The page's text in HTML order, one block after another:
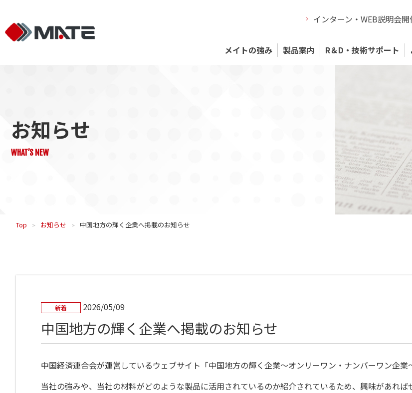
メイトの強み 製品案内 R＆D・技術サポート
インターン・WEB説明会開
お知らせ
WHAT’S NEW
Top お知らせ 中国地方の輝く企業へ掲載のお知らせ
新着 2026/05/09
中国地方の輝く企業へ掲載のお知らせ
中国経済連合会が運営しているウェブサイト「中国地方の輝く企業～オンリーワン・ナンバーワン企業
当社の強みや、当社の材料がどのような製品に活用されているのか紹介されているため、興味があれば